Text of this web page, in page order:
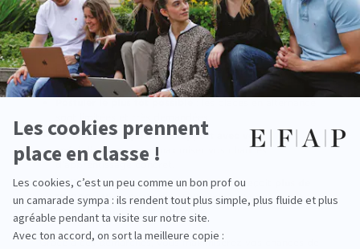
Préparer un CV et une lettre de motivation
adaptés à
l’alternance, mettant en avant vos compétences et
votre motivation.
Activer son réseau :réseau Alumni, professeurs et
partenaires de l’école peuvent être de précieux
contacts.
Cibler les entreprises en rapport avec vos
spécialisationspour maximiser vos chances
d’apprentissage concret.
Utiliser les services de l’école: l’EFAP reçoit
10 000 offres de stageset d’emplois chaque année
pour ses étudiants et diplômés.
Grâce à ces démarches, vous maximiserez vos chances de